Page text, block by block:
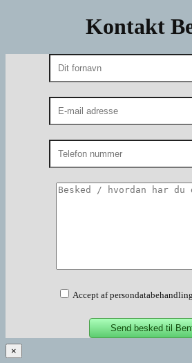
Kontakt
Accept af persondatabehandling.
×